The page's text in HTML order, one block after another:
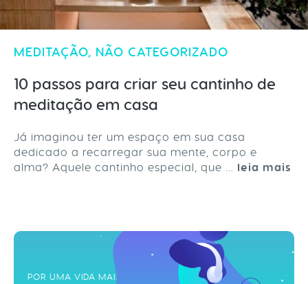
MEDITAÇÃO, NÃO CATEGORIZADO
10 passos para criar seu cantinho de
meditação em casa
Já imaginou ter um espaço em sua casa
dedicado a recarregar sua mente, corpo e
alma? Aquele cantinho especial, que ... leia mais
POR UMA VIDA MAIS ZEN